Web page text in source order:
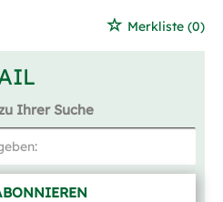
Merkliste (0)
Ihrer Suche